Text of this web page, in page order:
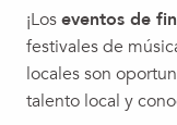
Fête du livre
Château Sonic - 8e
Conferencia | En
Concert | Duo
¡Loseventos de
festivales de
locales son
talento local y